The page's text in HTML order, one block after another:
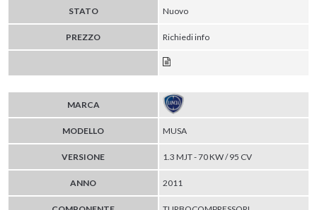
STATO Nuovo
PREZZO Richiedi info
MARCA
MODELLO MUSA
VERSIONE 1.3 MJT - 70 KW / 95 CV
ANNO 2011